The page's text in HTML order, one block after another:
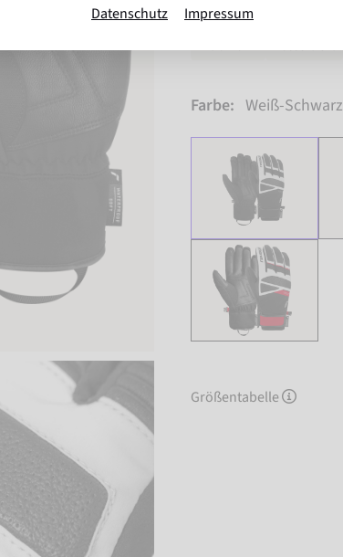
Farbe: Weiß-Schwarz
Größentabelle
Datenschutz Impressum